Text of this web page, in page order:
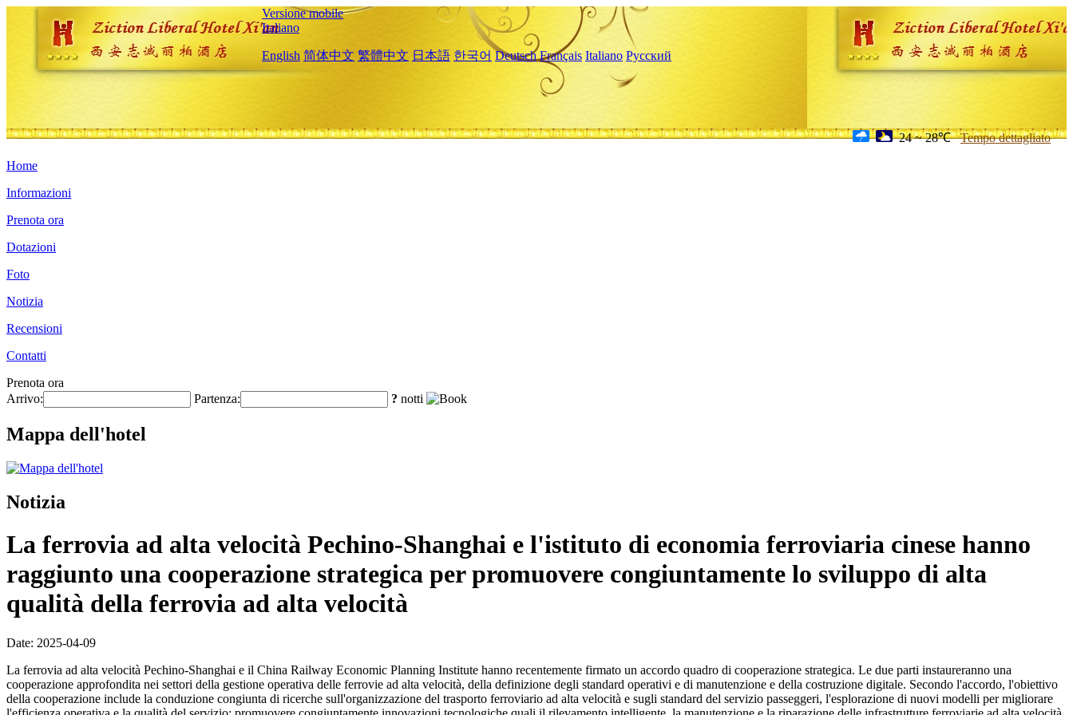
Versione mobile
Italiano
English 简体中文 繁體中文 日本語 한국어 Deutsch Français Italiano Русский
24 ~ 28℃ Tempo dettagliato
Home
Informazioni
Prenota ora
Dotazioni
Foto
Notizia
Recensioni
Contatti
Prenota ora
Arrivo:
Partenza: ? notti
Mappa dell'hotel
Notizia
La ferrovia ad alta velocità Pechino-Shanghai e l'istituto di economia ferroviaria cinese hanno
raggiunto una cooperazione strategica per promuovere congiuntamente lo sviluppo di alta
qualità della ferrovia ad alta velocità
Date: 2025-04-09
La ferrovia ad alta velocità Pechino-Shanghai e il China Railway Economic Planning Institute hanno recentemente firmato un accordo quadro di cooperazione strategica. Le due parti instaureranno una
cooperazione approfondita nei settori della gestione operativa delle ferrovie ad alta velocità, della definizione degli standard operativi e di manutenzione e della costruzione digitale. Secondo l'accordo, l'obiettivo
della cooperazione include la conduzione congiunta di ricerche sull'organizzazione del trasporto ferroviario ad alta velocità e sugli standard del servizio passeggeri, l'esplorazione di nuovi modelli per migliorare